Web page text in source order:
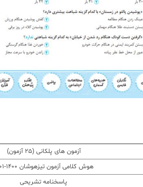
آزمون های پلکانی (25 آزمون)
هوش کلامی آزمون تیزهوشان 1400-1401
پاسخنامه تشریحی